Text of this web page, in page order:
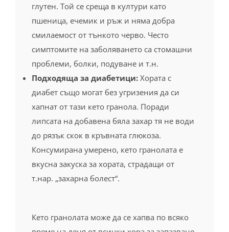
симптомите на заболяването са стомашни
проблеми, болки, подуване и т.н.
Подходяща за диабетици:Хората с
диабет също могат без угризения да си
хапнат от тази кето гранола. Поради
липсата на добавена бяла захар тя не води
до рязък скок в кръвната глюкоза.
Консумирана умерено, кето гранолата е
вкусна закуска за хората, страдащи от
т.нар. „захарна болест“.
Кето гранолата може да се хапва по всяко